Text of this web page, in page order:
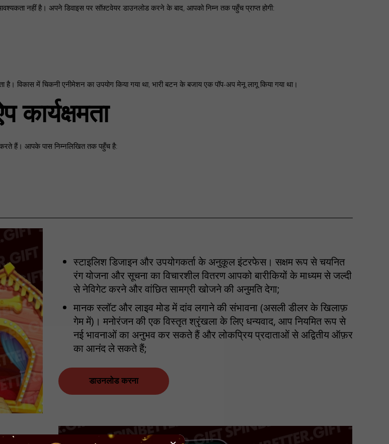
नहीं है। अपने डिवाइस पर सॉफ़्टवेयर डाउनलोड करने के बाद, आपको निम्न तक पहुँच प्राप्त होगी:
विकास में चिकनी एनीमेशन का उपयोग किया गया था, भारी बटन के बजाय एक पॉप-अप मेनू लागू किया गया था।
कार्यक्षमता
करते हैं। आपके पास निम्नलिखित तक पहुँच है:
स्टाइलिश डिजाइन और उपयोगकर्ता के अनुकूल इंटरफेस। सक्षम रूप से चयनित
रंग योजना और सूचना का विचारशील वितरण आपको बारीकियों के माध्यम से जल्दी
से नेविगेट करने और वांछित सामग्री खोजने की अनुमति देगा;
मानक स्लॉट और लाइव मोड में दांव लगाने की संभावना (असली डीलर के खिलाफ़
गेम में)। मनोरंजन की एक विस्तृत श्रृंखला के लिए धन्यवाद, आप नियमित रूप से
नई भावनाओं का अनुभव कर सकते हैं और लोकप्रिय प्रदाताओं से अद्वितीय ऑफ़र
का आनंद ले सकते हैं;
डाउनलोड करना